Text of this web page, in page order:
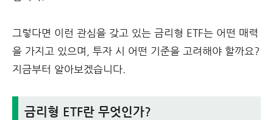
그렇다면 이런 관심을 갖고 있는 금리형 ETF는 어떤 매력
을 가지고 있으며, 투자 시 어떤 기준을 고려해야 할까요?
지금부터 알아보겠습니다.
금리형 ETF란 무엇인가?